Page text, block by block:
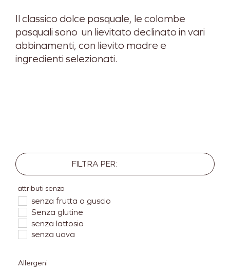
Il classico dolce pasquale, le colombe
pasquali sono un lievitato declinato in vari
abbinamenti, con lievito madre e
ingredienti selezionati.
FILTRA PER:
attributi senza
senza frutta a guscio
Senza glutine
senza lattosio
senza uova
Allergeni